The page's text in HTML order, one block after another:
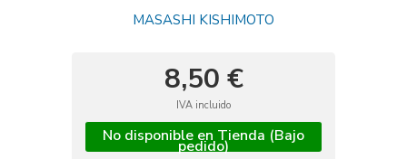
MASASHI KISHIMOTO
8,50 €
IVA incluido
No disponible en Tienda (Bajo
pedido)